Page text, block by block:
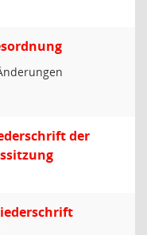
der